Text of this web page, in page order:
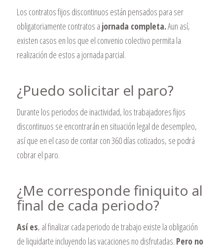
Los contratos fijos discontinuos están pensados para ser
obligatoriamente contratos a jornada completa.Aun así,
existen casos en los que el convenio colectivo permita la
realización de estos a jornada parcial.
¿Puedo solicitar el paro?
Durante los periodos de inactividad, los trabajadores fijos
discontinuos se encontrarán en situación legal de desempleo,
así que en el caso de contar con 360 días cotizados, se podrá
cobrar el paro.
¿Me corresponde finiquito al
final de cada periodo?
Así es, al finalizar cada periodo de trabajo existe la obligación
de liquidarte incluyendo las vacaciones no disfrutadas. Pero no